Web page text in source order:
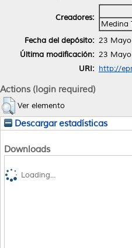
Creadores:
Medina
Fecha del depósito: 23
Última modificación: 23
URI: http://
Actions (login required)
Ver elemento
Descargar estadísticas
Downloads
Loading...